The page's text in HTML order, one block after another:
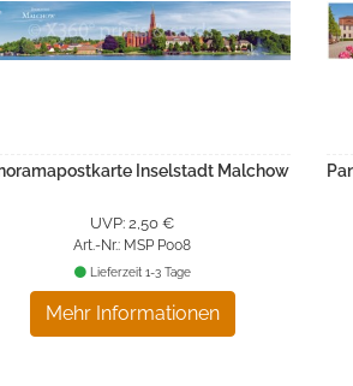
Inselstadt Malchow
UVP: 2,50 €
Art.-Nr.: MSP P008
Mehr Informationen
Lieferzeit 1-3 Tage